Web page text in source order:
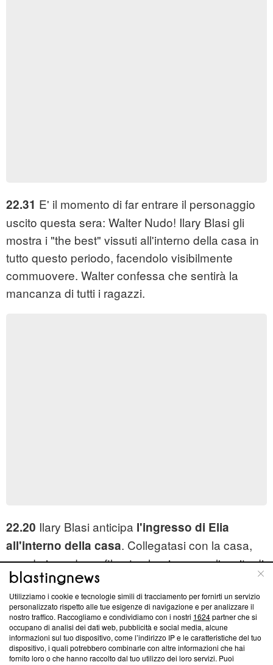
22.31 E' il momento di far entrare il personaggio
uscito questa sera: Walter Nudo! Ilary Blasi gli
mostra i "the best" vissuti all'interno della casa in
tutto questo periodo, facendolo visibilmente
commuovere. Walter confessa che sentirà la
mancanza di tutti i ragazzi.
22.20 Ilary Blasi anticipa l'ingresso di Elia
all'interno della casa. Collegatasi con la casa,
manda in onda un filmato che riassume l'uscita di
Elia e le reazioni di Jane.
Utilizziamo i cookie e tecnologie simili di tracciamento per fornirti un servizio
personalizzato rispetto alle tue esigenze di navigazione e per analizzare il
nostro traffico. Raccogliamo e condividiamo con i nostri 1624partner che si
occupano di analisi dei dati web, pubblicità e social media, alcune
informazioni sul tuo dispositivo, come l’indirizzo IP e le caratteristiche del tuo
dispositivo, i quali potrebbero combinarle con altre informazioni che hai
fornito loro o che hanno raccolto dal tuo utilizzo dei loro servizi. Puoi